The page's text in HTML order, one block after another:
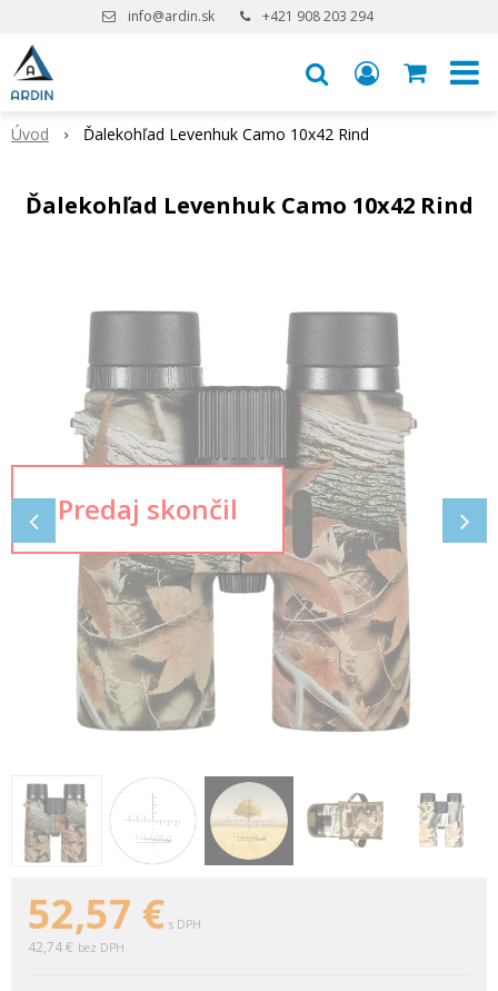
info@ardin.sk +421 908 203 294
Úvod Ďalekohľad Levenhuk Camo 10x42 Rind
Ďalekohľad Levenhuk Camo 10x42 Rind
52,57 € s DPH
42,74 € bez DPH